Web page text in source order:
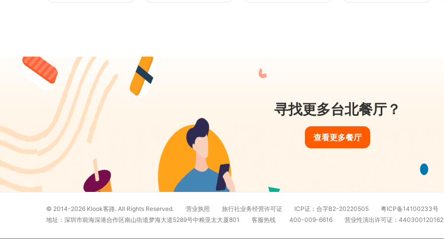
寻找更多台北餐厅？
查看更多餐厅
© 2014-2026 Klook客路. All Rights Reserved. 营业执照 旅行社业务经营许可证 ICP证：合字B2-20220505 粤ICP备14100233号
地址：深圳市前海深港合作区南山街道梦海大道5289号中粮亚太大厦801
客服热线 400-009-6616 营业性演出许可证：440300120162